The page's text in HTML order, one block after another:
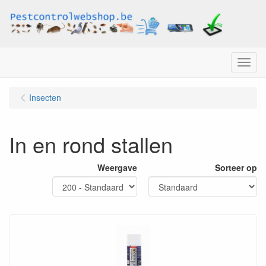
Menu
Insecten
In en rond stallen
Weergave Sorteer op